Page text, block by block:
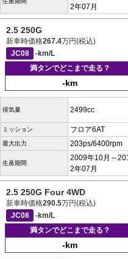
2年07月
2.5 250G
新車時価格267.4万円(税込)
JC08
-km/L
満タンでどこまで走る？
-km
排気量 2499cc
ミッション フロア6AT
最大出力 203ps/6400rpm
生産期間
2009年10月～
2年07月
2.5 250G Four 4WD
新車時価格290.5万円(税込)
JC08
-km/L
満タンでどこまで走る？
-km